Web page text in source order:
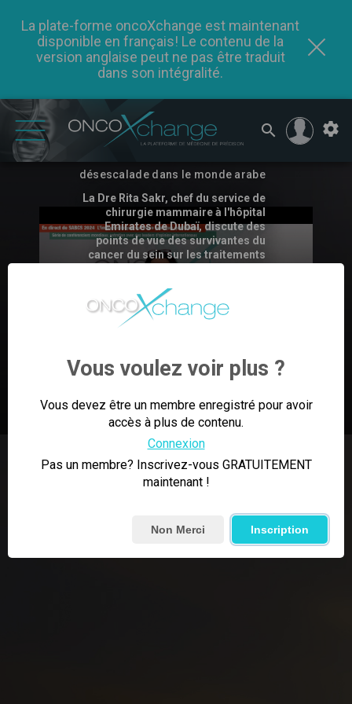
La plate-forme oncoXchange est maintenant
disponible en français! Le contenu de la
version anglaise peut ne pas être traduit
dans son intégralité.
désescalade dans le monde arabe
La Dre Rita Sakr, chef du service de
chirurgie mammaire à l'hôpital
Emirates de Dubaï, discute des
points de vue des survivantes du
cancer du sein sur les traitements
l'éducation et de la sensibilisation
aux protocoles de désescalade.
Épingler
Vous voulez voir plus ?
Vous devez être un membre enregistré pour avoir
accès à plus de contenu.
Connexion
Pas un membre? Inscrivez-vous GRATUITEMENT
maintenant !
Non Merci Inscription